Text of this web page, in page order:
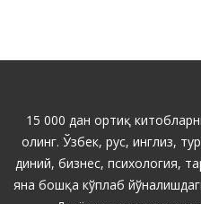
15 000 дан ортиқ
олинг. Ўзбек, рус, инглиз,
диний, бизнес, психология,
яна бошқа кўплаб